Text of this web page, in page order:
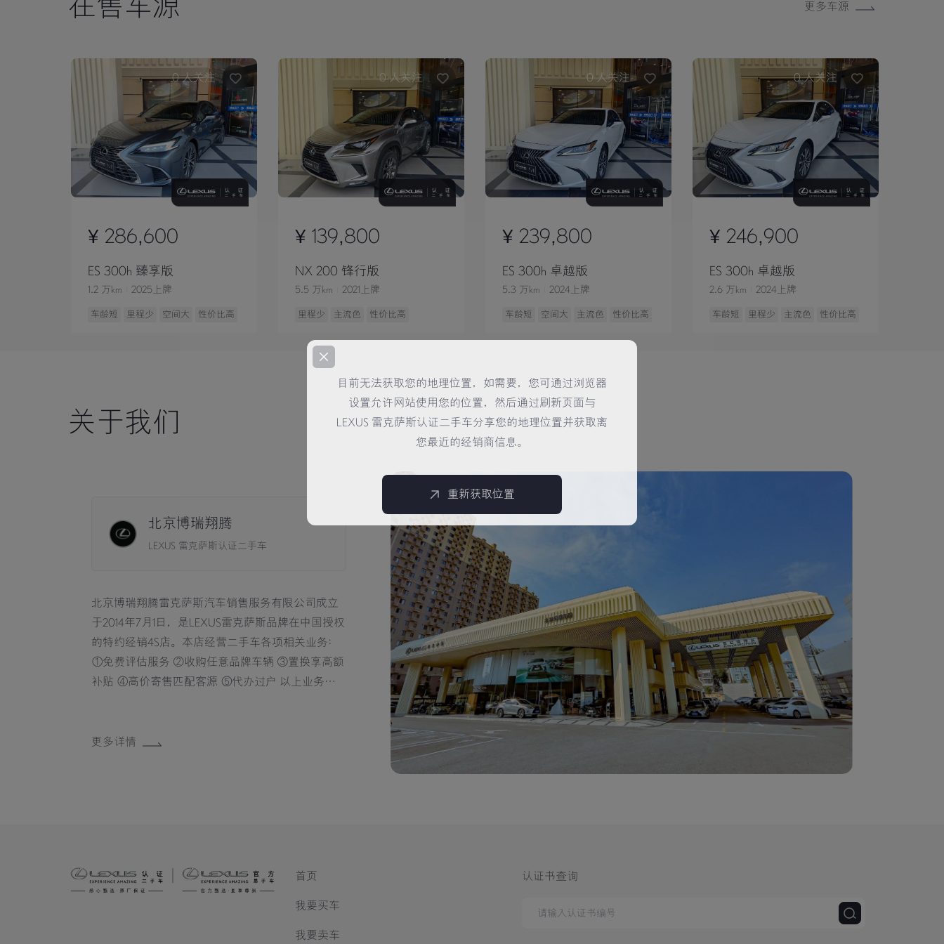
目前无法获取您的地理位置，如需要，您可通过浏览器
设置允许网站使用您的位置，然后通过刷新页面与
LEXUS 雷克萨斯认证二手车分享您的地理位置并获取离
您最近的经销商信息。
重新获取位置
在售车源 更多车源
0 人关注
¥ 286,600
ES 300h 臻享版
1.2 万km 2025上牌
车龄短 里程少 空间大 性价比高
0 人关注
¥ 139,800
NX 200 锋行版
5.5 万km 2021上牌
里程少 主流色 性价比高
0 人关注
¥ 239,800
ES 300h 卓越版
5.3 万km 2024上牌
车龄短 空间大 主流色 性价比高
0 人关注
¥ 246,900
ES 300h 卓越版
2.6 万km 2024上牌
车龄短 里程少 主流色 性价比高
关于我们
北京博瑞翔腾
LEXUS 雷克萨斯认证二手车
北京博瑞翔腾雷克萨斯汽车销售服务有限公司成立
于2014年7月1日，是LEXUS雷克萨斯品牌在中国授权
的特约经销4S店。本店经营二手车各项相关业务：
①免费评估服务 ②收购任意品牌车辆 ③置换享高额
补贴 ④高价寄售匹配客源 ⑤代办过户 以上业务、
更多详情
首页
我要买车
我要卖车
认证书查询